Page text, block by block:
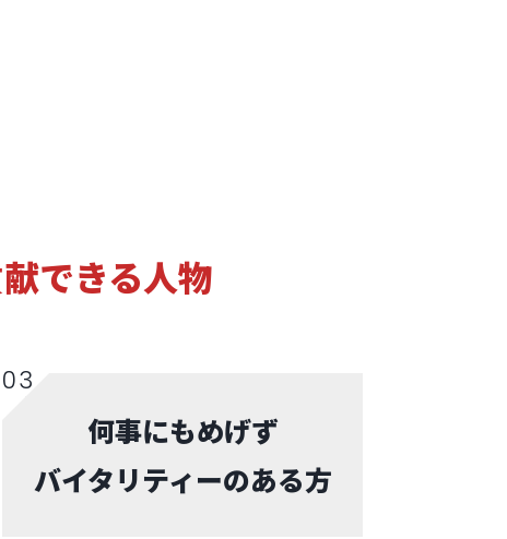
できる人物
何事にもめげず
バイタリティーのある方